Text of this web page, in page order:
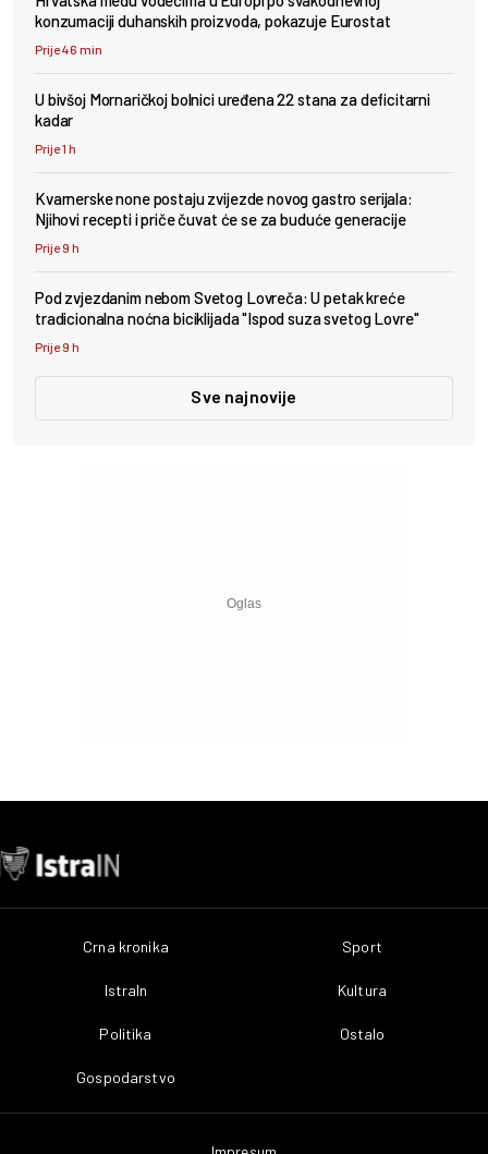
konzumaciji duhanskih proizvoda, pokazuje Eurostat
Prije 46 min
U bivšoj Mornaričkoj bolnici uređena 22 stana za deficitarni
kadar
Prije 1 h
Kvarnerske none postaju zvijezde novog gastro serijala:
Njihovi recepti i priče čuvat će se za buduće generacije
Prije 9 h
Pod zvjezdanim nebom Svetog Lovreča: U petak kreće
tradicionalna noćna biciklijada "Ispod suza svetog Lovre"
Prije 9 h
Sve najnovije
Crna kronika
IstraIn
Politika
Gospodarstvo
Sport
Kultura
Ostalo